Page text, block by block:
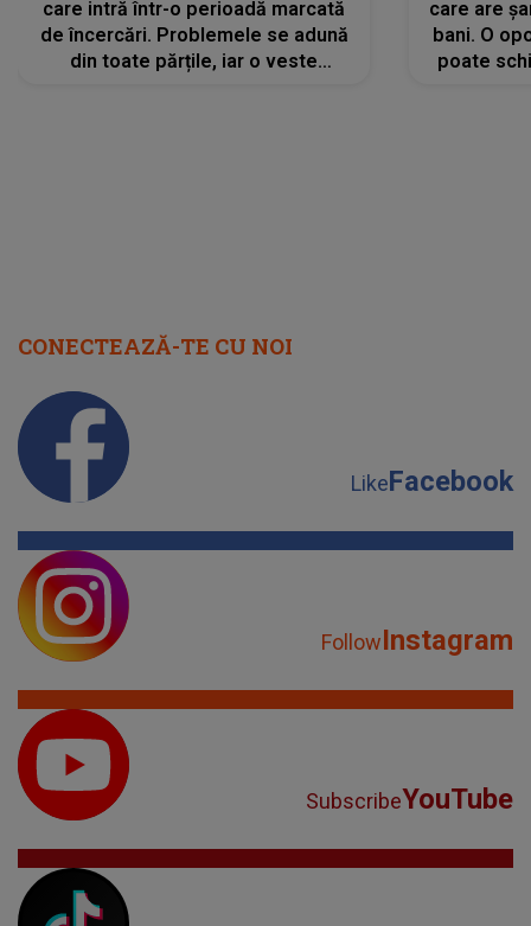
care intră într-o perioadă marcată
de încercări. Problemele se adună
din toate părțile, iar o veste
care are
bani. O
poate
CONECTEAZĂ-TE CU NOI
LikeFacebook
FollowInstagram
SubscribeYouTube